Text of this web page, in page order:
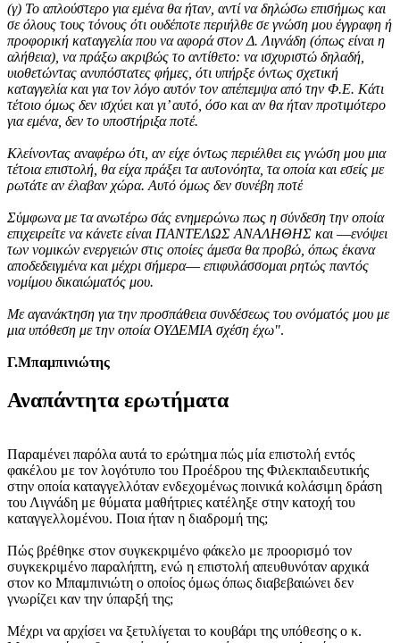
(γ) Το απλούστερο για εμένα θα ήταν, αντί να δηλώσω επισήμως και
σε όλους τους τόνους ότι ουδέποτε περιήλθε σε γνώση μου έγγραφη ή
προφορική καταγγελία που να αφορά στον Δ. Λιγνάδη (όπως είναι η
αλήθεια), να πράξω ακριβώς το αντίθετο: να ισχυριστώ δηλαδή,
υιοθετώντας ανυπόστατες φήμες, ότι υπήρξε όντως σχετική
καταγγελία και για τον λόγο αυτόν τον απέπεμψα από την Φ.Ε. Κάτι
τέτοιο όμως δεν ισχύει και γι’ αυτό, όσο και αν θα ήταν προτιμότερο
για εμένα, δεν το υποστήριξα ποτέ.
Κλείνοντας αναφέρω ότι, αν είχε όντως περιέλθει εις γνώση μου μια
τέτοια επιστολή, θα είχα πράξει τα αυτονόητα, τα οποία και εσείς με
ρωτάτε αν έλαβαν χώρα. Αυτό όμως δεν συνέβη ποτέ
Σύμφωνα με τα ανωτέρω σάς ενημερώνω πως η σύνδεση την οποία
επιχειρείτε να κάνετε είναι ΠΑΝΤΕΛΩΣ ΑΝΑΛΗΘΗΣ και ―ενόψει
των νομικών ενεργειών στις οποίες άμεσα θα προβώ, όπως έκανα
αποδεδειγμένα και μέχρι σήμερα― επιφυλάσσομαι ρητώς παντός
νομίμου δικαιώματός μου.
Με αγανάκτηση για την προσπάθεια συνδέσεως του ονόματός μου με
μια υπόθεση με την οποία ΟΥΔΕΜΙΑ σχέση έχω".
Γ.Μπαμπινιώτης
Αναπάντητα ερωτήματα
Παραμένει παρόλα αυτά το ερώτημα πώς μία επιστολή εντός
φακέλου με τον λογότυπο του Προέδρου της Φιλεκπαιδευτικής
στην οποία καταγγελλόταν ενδεχομένως ποινικά κολάσιμη δράση
του Λιγνάδη με θύματα μαθήτριες κατέληξε στην κατοχή του
καταγγελλομένου. Ποια ήταν η διαδρομή της;
Πώς βρέθηκε στον συγκεκριμένο φάκελο με προορισμό τον
συγκεκριμένο παραλήπτη, ενώ η επιστολή απευθυνόταν αρχικά
στον κο Μπαμπινιώτη ο οποίος όμως όπως διαβεβαιώνει δεν
γνωρίζει καν την ύπαρξή της;
Μέχρι να αρχίσει να ξετυλίγεται το κουβάρι της υπόθεσης ο κ.